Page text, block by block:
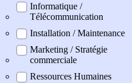
Informatique /
Télécommunication
Installation / Maintenance
Marketing / Stratégie
commerciale
Ressources Humaines